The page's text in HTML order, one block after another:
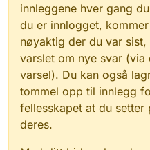
innleggene hver gang
du er innlogget,
nøyaktig der du var
varslet om nye svar
varsel). Du kan også
tommel opp til innlegg
fellesskapet at du setter
deres.